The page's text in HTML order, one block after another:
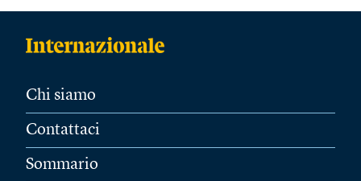
Chi siamo
Contattaci
Sommario